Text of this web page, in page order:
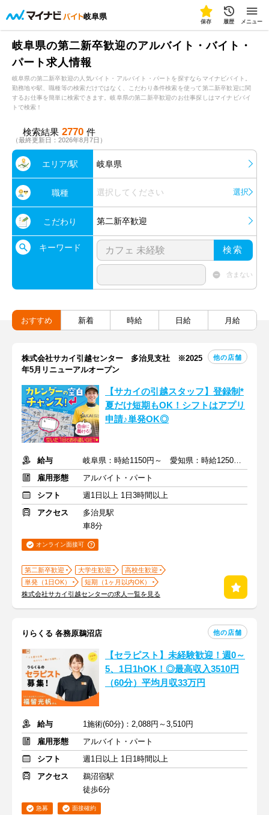
岐阜県
保存 履歴 メニュー
岐阜県の第二新卒歓迎のアルバイト・バイト・
パート求人情報
岐阜県の第二新卒歓迎の人気バイト・アルバイト・パートを探すならマイナビバイト。
勤務地や駅、職種等の検索だけではなく、こだわり条件検索を使って第二新卒歓迎に関
するお仕事を簡単に検索できます。岐阜県の第二新卒歓迎のお仕事探しはマイナビバイ
トで検索！
検索結果 2770 件
（最終更新日：2026年8月7日）
エリア/駅 岐阜県
職種 選択してください 選択
こだわり 第二新卒歓迎
キーワード 検索
含まない
おすすめ 新着 時給 日給 月給
株式会社サカイ引越センター 多治見支社 ※2025
年5月リニューアルオープン
他の店舗
【サカイの引越スタッフ】登録制*
夏だけ短期もOK！シフトはアプリ
申請♪単発OK◎
給与
岐阜県：時給1150円～ 愛知県：時給1250円～+交通費・他手当
雇用形態
アルバイト・パート
シフト
週1日以上 1日3時間以上
アクセス
多治見駅
車8分
オンライン面接可
第二新卒歓迎 大学生歓迎
高校生歓迎
単発（1日OK）
短期（1ヶ月以内OK）
株式会社サカイ引越センターの求人一覧を見る
りらくる 各務原鵜沼店 他の店舗
【セラピスト】未経験歓迎！週0～
5、1日1hOK！◎最高収入3510円
（60分）平均月収33万円
給与
1施術(60分)：2,088円～3,510円
雇用形態
アルバイト・パート
シフト
週1日以上 1日1時間以上
アクセス
鵜沼宿駅
徒歩6分
急募 面接確約